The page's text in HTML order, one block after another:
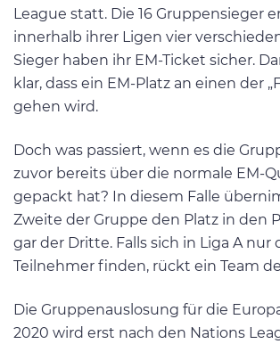
League statt. Die 16 Gruppensieger
innerhalb ihrer Ligen vier
Sieger haben ihr EM-Ticket sicher.
klar, dass ein EM-Platz an einen der
gehen wird.
Doch was passiert, wenn es die
zuvor bereits über die normale EM-
gepackt hat? In diesem Falle
Zweite der Gruppe den Platz in den
gar der Dritte. Falls sich in Liga A nur
Teilnehmer finden, rückt ein Team
Die Gruppenauslosung für die
2020 wird erst nach den Nations